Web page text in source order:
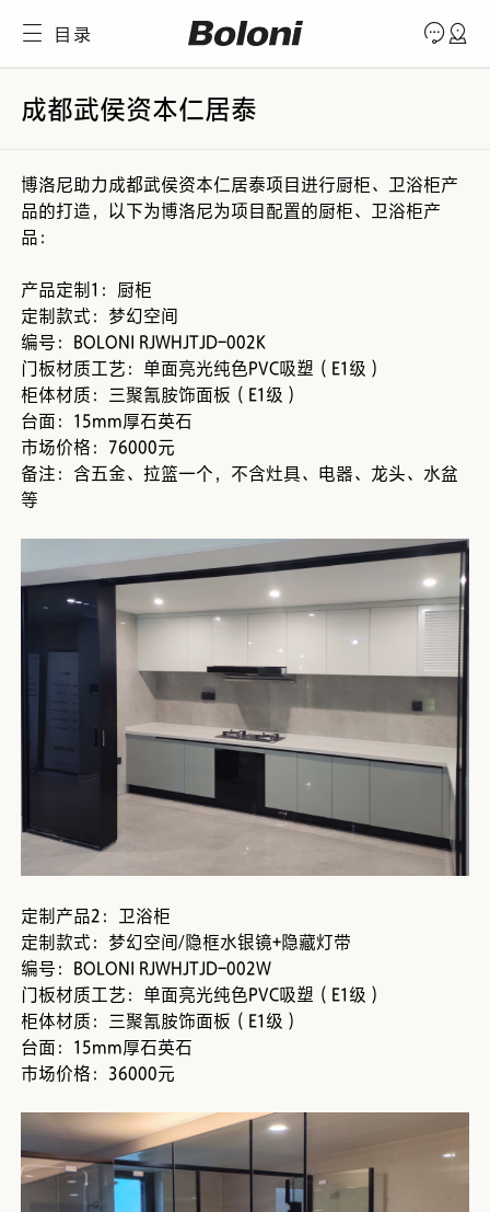
目录
成都武侯资本仁居泰
博洛尼助力成都武侯资本仁居泰项目进行厨柜、卫浴柜产
品的打造，以下为博洛尼为项目配置的厨柜、卫浴柜产
品：
产品定制1：厨柜
定制款式：梦幻空间
编号：BOLONI RJWHJTJD-002K
门板材质工艺：单面亮光纯色PVC吸塑（E1级）
柜体材质：三聚氰胺饰面板（E1级）
台面：15mm厚石英石
市场价格：76000元
备注：含五金、拉篮一个，不含灶具、电器、龙头、水盆
等
定制产品2：卫浴柜
定制款式：梦幻空间/隐框水银镜+隐藏灯带
编号：BOLONI RJWHJTJD-002W
门板材质工艺：单面亮光纯色PVC吸塑（E1级）
柜体材质：三聚氰胺饰面板（E1级）
台面：15mm厚石英石
市场价格：36000元